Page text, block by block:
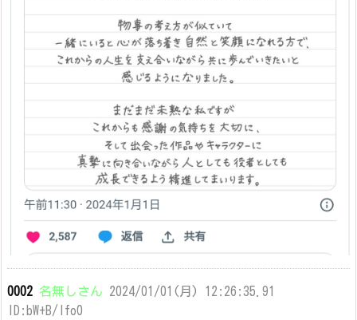
0002 名無しさん 2024/01/01(月) 12:26:35.91
ID:bW+B/lfo0